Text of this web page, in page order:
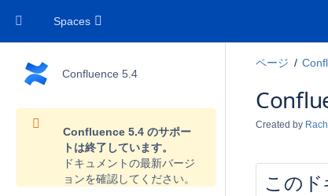
Spaces
Confluence 5.4
Confluence 5.4 のサポー
トは終了しています。
ドキュメントの最新バージ
ョンを確認してください。
ページ
Created by
この